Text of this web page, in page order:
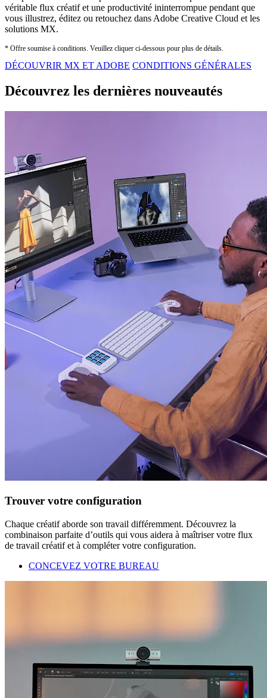
véritable flux créatif et une productivité ininterrompue pendant que
vous illustrez, éditez ou retouchez dans Adobe Creative Cloud et les
solutions MX.
* Offre soumise à conditions. Veuillez cliquer ci-dessous pour plus de détails.
DÉCOUVRIR MX ET ADOBE CONDITIONS GÉNÉRALES
Découvrez les dernières nouveautés
Trouver votre configuration
Chaque créatif aborde son travail différemment. Découvrez la
combinaison parfaite d’outils qui vous aidera à maîtriser votre flux
de travail créatif et à compléter votre configuration.
CONCEVEZ VOTRE BUREAU